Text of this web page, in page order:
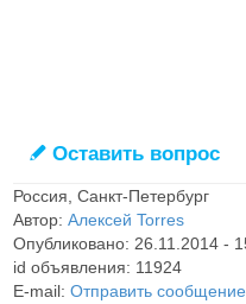
✎ Оставить вопрос
Россия, Санкт-Петербург
Автор: Алексей Torres
Опубликовано: 26.11.2014 -
id объявления: 11924
E-mail: Отправить сообщение